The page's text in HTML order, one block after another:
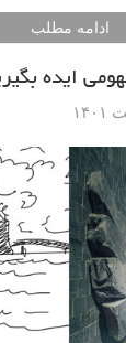
ادامه مطلب
بگیرید [۵